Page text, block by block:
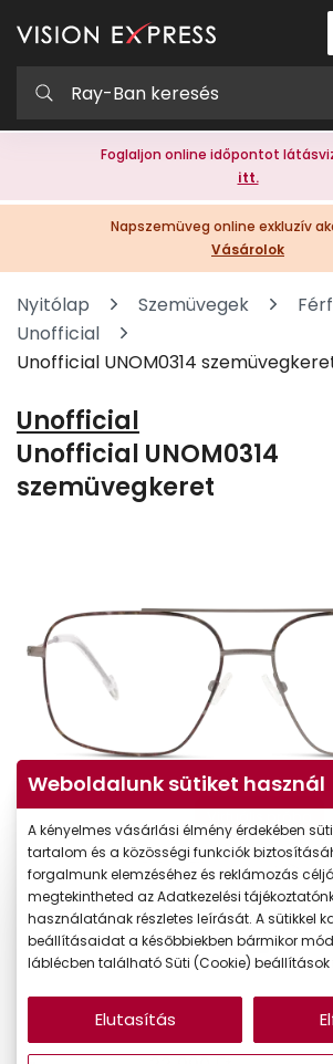
Foglaljon online időpontot
itt.
Napszemüveg online exkluzív
Vásárolok
Nyitólap Szemüvegek
Unofficial
Unofficial UNOM0314
Unofficial
Unofficial UNOM0314
szemüvegkeret
Weboldalunk sütiket használ
A kényelmes vásárlási élmény érdekében
tartalom és a közösségi funkciók
forgalmunk elemzéséhez és reklámozás
megtekintheted az Adatkezelési
használatának részletes leírását. A sütikkel
beállításaidat a későbbiekben bármikor
láblécben található Süti (Cookie)
Elutasítás